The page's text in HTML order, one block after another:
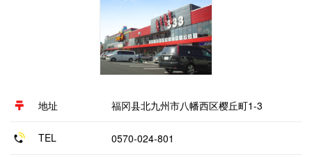
地址 福冈县北九州市八幡西区樱丘町1-3
TEL 0570-024-801